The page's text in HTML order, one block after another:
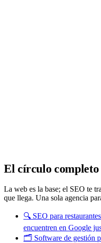
El círculo completo
La web es la base; el SEO te
que llega. Una sola agencia
🔍 SEO para
encuentren en Google
🗂️ Software de gestión